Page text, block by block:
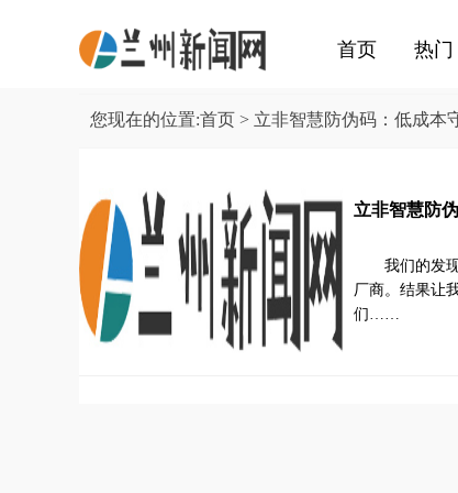
首页 热门
您现在的位置:首页 > 立非智慧防伪码：低成本
立非智慧防
我们的发
厂商。结果让
们……